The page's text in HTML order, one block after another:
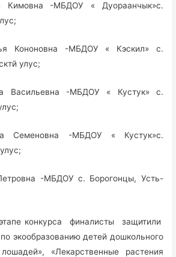
Кимовна -МБДОУ « Дуораанчык»с.
Кононовна -МБДОУ « Кэскил» с.
улус;
Васильевна -МБДОУ « Кустук» с.
Семеновна -МБДОУ « Кустук»с.
-МБДОУ с. Борогонцы, Усть-
конкурса финалисты защитили
экообразованию детей дошкольного
«Лекарственные растения